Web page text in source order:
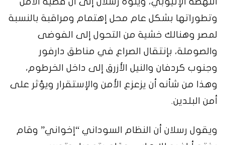
وتطوراتها بشكل عام محل إهتمام ومراقبة بالنسبة
لمصر وهنالك خشية من التحول إلى الفوضى
والصوملة، بإنتقال الصراع في مناطق دارفور
وجنوب كردفان والنيل الأزرق إلى داخل الخرطوم،
وهذا من شأنه أن يزعزع الأمن والإستقرار ويؤثر على
أمن البلدين.
ويقول رسلان أن النظام السوداني “إخواني” وقام